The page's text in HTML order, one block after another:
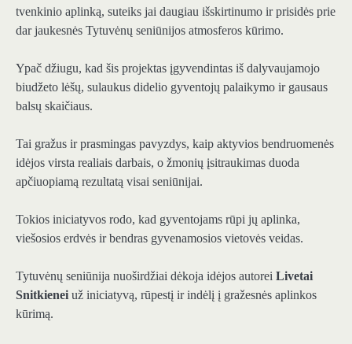
tvenkinio aplinką, suteiks jai daugiau išskirtinumo ir prisidės prie
dar jaukesnės Tytuvėnų seniūnijos atmosferos kūrimo.
Ypač džiugu, kad šis projektas įgyvendintas iš dalyvaujamojo
biudžeto lėšų, sulaukus didelio gyventojų palaikymo ir gausaus
balsų skaičiaus.
Tai gražus ir prasmingas pavyzdys, kaip aktyvios bendruomenės
idėjos virsta realiais darbais, o žmonių įsitraukimas duoda
apčiuopiamą rezultatą visai seniūnijai.
Tokios iniciatyvos rodo, kad gyventojams rūpi jų aplinka,
viešosios erdvės ir bendras gyvenamosios vietovės veidas.
Tytuvėnų seniūnija nuoširdžiai dėkoja idėjos autorei Livetai
Snitkienei už iniciatyvą, rūpestį ir indėlį į gražesnės aplinkos
kūrimą.